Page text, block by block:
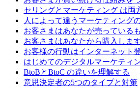
セリングとマーケティング は両
人によって違うマーケティング
お客さまはあなたが売っている
お客さまはあなたから購入しま
お客様の行動はインターネット
はじめてのデジタルマーケティ
BtoBとBtoC の違いを理解する
意思決定者の5つのタイプと対策